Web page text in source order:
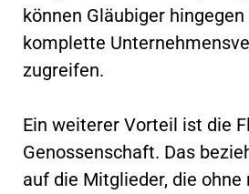
können Gläubiger
komplette
zugreifen.
Ein weiterer Vorteil ist die
Genossenschaft. Das
auf die Mitglieder, die ohne